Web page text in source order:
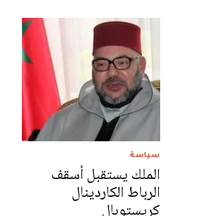
سياسة
الملك يستقبل أسقف
الرباط الكاردينال
كريستوبال